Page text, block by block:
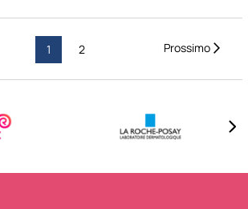
Pagina
Attualmente
stai
la
1 Pagina
2